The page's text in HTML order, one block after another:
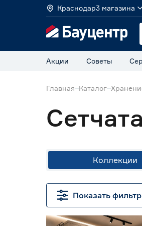
Краснодар3 магазина
Акции Советы
Главная Каталог
Коллекции
Цена
Показать фильтр